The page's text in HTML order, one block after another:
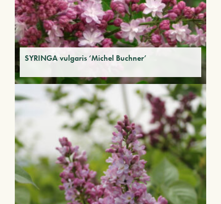
SYRINGA vulgaris ‘Michel Buchner’